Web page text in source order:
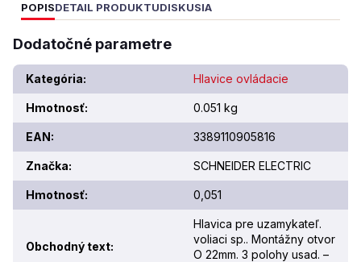
POPISDETAIL PRODUKTUDISKUSIA
Dodatočné parametre
Kategória: Hlavice ovládacie
Hmotnosť: 0.051 kg
EAN: 3389110905816
Značka: SCHNEIDER ELECTRIC
Hmotnosť: 0,051
Obchodný text:
Hlavica pre uzamykateľ.
voliaci sp.. Montážny otvor
O 22mm. 3 polohy usad. –